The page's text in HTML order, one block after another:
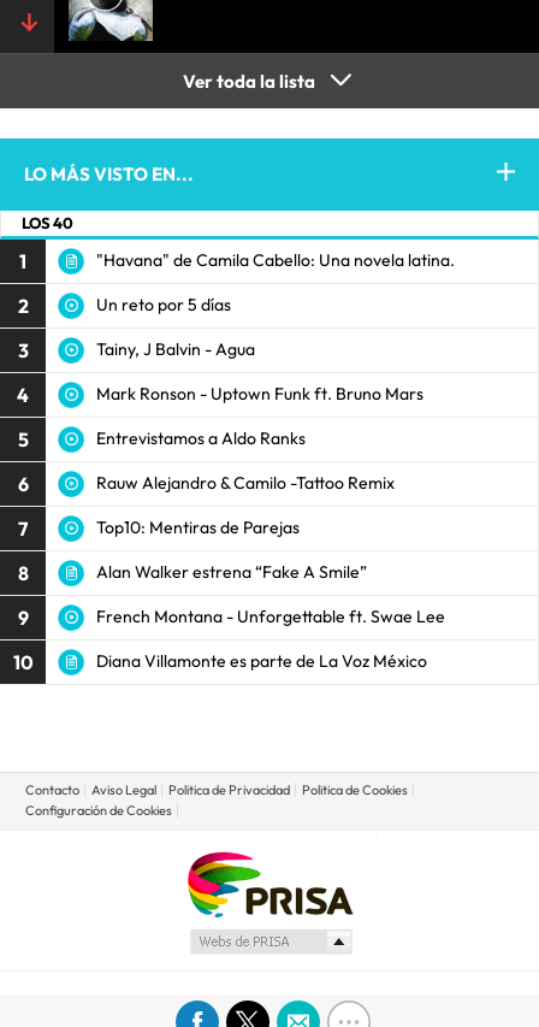
Ver toda la lista
LO MÁS VISTO EN...
LOS 40
1 "Havana" de Camila Cabello: Una novela latina.
2 Un reto por 5 días
3 Tainy, J Balvin - Agua
4 Mark Ronson - Uptown Funk ft. Bruno Mars
5 Entrevistamos a Aldo Ranks
6 Rauw Alejandro & Camilo -Tattoo Remix
7 Top10: Mentiras de Parejas
8 Alan Walker estrena “Fake A Smile”
9 French Montana - Unforgettable ft. Swae Lee
10 Diana Villamonte es parte de La Voz México
Contacto Aviso Legal Politica de Privacidad
Politica de Cookies
Configuración de Cookies